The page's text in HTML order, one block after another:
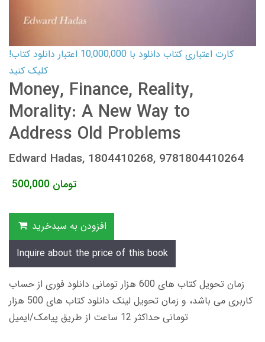
کارت اعتباری کتاب دانلود با 10,000,000 اعتبار دانلود کتاب!
کلیک کنید
Money, Finance, Reality,
Morality: A New Way to
Address Old Problems
Edward Hadas, 1804410268, 9781804410264
500,000 تومان
افزودن به سبدخرید
Inquire about the price of this book
زمان تحویل کتاب های 600 هزار تومانی دانلود فوری از حساب
کاربری می باشد، و زمان تحویل لینک دانلود کتاب های 500 هزار
تومانی حداکثر 12 ساعت از طریق پیامک/ایمیل